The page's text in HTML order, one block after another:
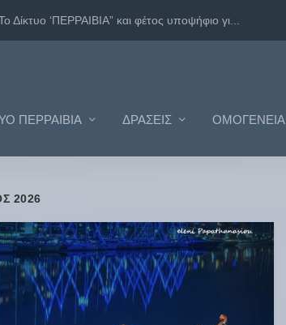
Δίκτυο ‘ΠΕΡΡΑΙΒΙΑ” και φέτος υποψήφιο γι...
ΠΕΡΡΑΙΒΊΑ ΔΡΆΣΕΙΣ ΟΜΟΓΈΝΕΙΑ
2026